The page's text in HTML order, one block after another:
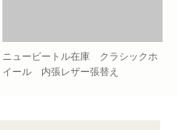
ニュービートル在庫 クラシックホ
イール 内張レザー張替え